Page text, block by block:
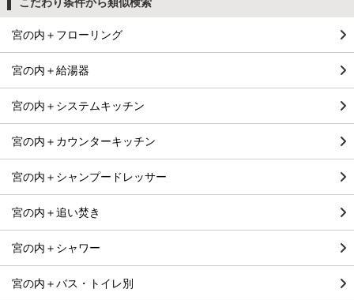
宮の内＋フローリング
宮の内＋給湯器
宮の内＋システムキッチン
宮の内＋カウンターキッチン
宮の内＋シャンプードレッサー
宮の内＋追い焚き
宮の内＋シャワー
宮の内＋バス・トイレ別